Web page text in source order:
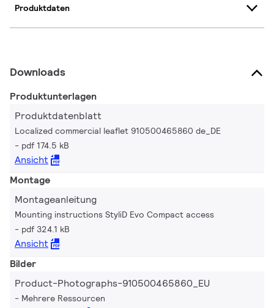
Produktdaten
Downloads
Produktunterlagen
Produktdatenblatt
Localized commercial leaflet 910500465860 de_DE
pdf 174.5 kB
Ansicht
Montage
Montageanleitung
Mounting instructions StyliD Evo Compact access
pdf 324.1 kB
Ansicht
Bilder
Product-Photographs-910500465860_EU
Mehrere Ressourcen